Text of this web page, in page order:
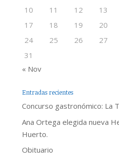
10
11 12 13
17
18 19 20
24
25 26 27
31
« Nov
Entradas recientes
Concurso gastronómico: La
Ana Ortega elegida nueva
Huerto.
Obituario